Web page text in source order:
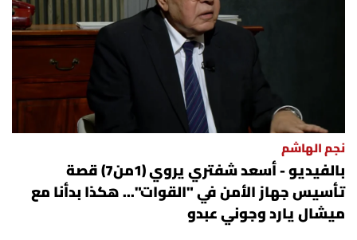
نجم الهاشم
بالفيديو - أسعد شفتري يروي (1من7) قصة
تأسيس جهاز الأمن في "القوات"... هكذا بدأنا مع
ميشال يارد وجوني عبدو